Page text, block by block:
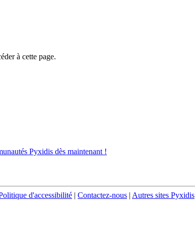
à cette page.
Pyxidis dès maintenant !
d'accessibilité | Contactez-nous | Autres sites Pyxidis